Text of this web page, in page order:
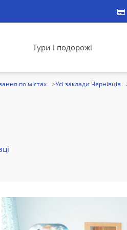
Тури і подорожі
по містах Усі заклади Чернівців